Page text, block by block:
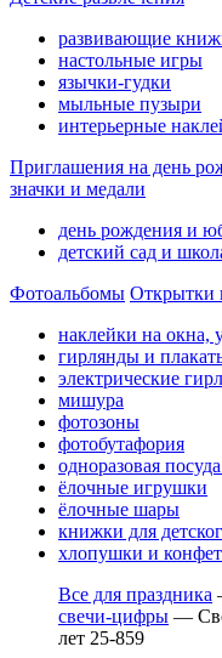
развивающие
настольные игры
язычки-гудки
мыльные пузыри
интерьерные
Приглашения на день
значки и медали
день рождения и
детский сад и
Фотоальбомы Открытки
наклейки на окна,
гирлянды и
электрические
мишура
фотозоны
фотобутафория
одноразовая
ёлочные игрушки
ёлочные шары
книжки для
хлопушки и
Все для праздника
свечи-цифры —
лет 25-859